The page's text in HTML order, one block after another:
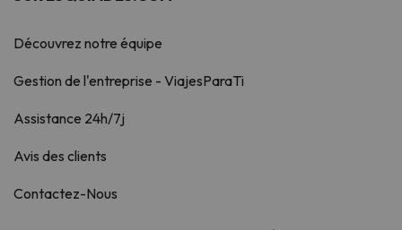
Découvrez notre équipe
Gestion de l'entreprise - ViajesParaTi
Assistance 24h/7j
Avis des clients
Contactez-Nous